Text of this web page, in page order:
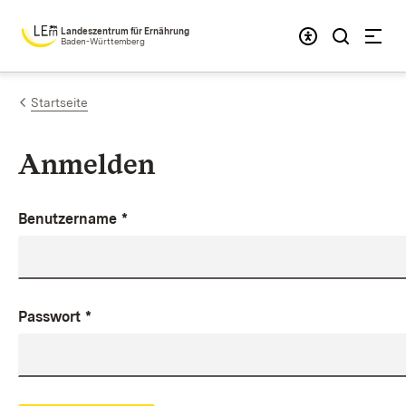
Zum Inhalt springen
Landeszentrum für Ernährung
Baden-Württemberg
Startseite
Anmelden
Benutzername *
Passwort *